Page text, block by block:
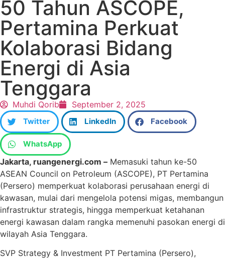
50 Tahun ASCOPE,
Pertamina Perkuat
Kolaborasi Bidang
Energi di Asia
Tenggara
Muhdi Qorib September 2, 2025
Twitter LinkedIn Facebook
WhatsApp
Jakarta, ruangenergi.com – Memasuki tahun ke-50
ASEAN Council on Petroleum (ASCOPE), PT Pertamina
(Persero) memperkuat kolaborasi perusahaan energi di
kawasan, mulai dari mengelola potensi migas, membangun
infrastruktur strategis, hingga memperkuat ketahanan
energi kawasan dalam rangka memenuhi pasokan energi di
wilayah Asia Tenggara.
SVP Strategy & Investment PT Pertamina (Persero),